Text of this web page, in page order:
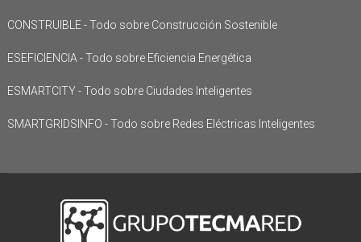
CONSTRUIBLE - Todo sobre Construcción Sostenible
ESEFICIENCIA - Todo sobre Eficiencia Energética
ESMARTCITY - Todo sobre Ciudades Inteligentes
SMARTGRIDSINFO - Todo sobre Redes Eléctricas Inteligentes